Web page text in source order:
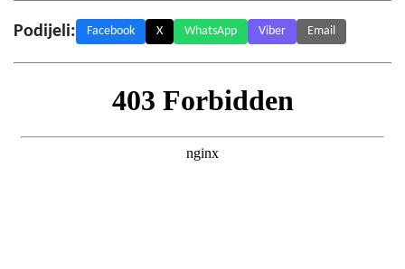
Podijeli: Facebook X WhatsApp Viber Email